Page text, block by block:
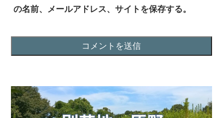
の名前、メールアドレス、サイトを保存する。